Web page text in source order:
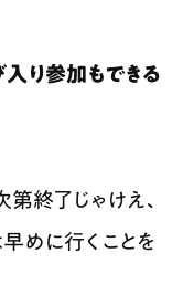
り参加もできる
終了じゃけえ、
めに行くことを